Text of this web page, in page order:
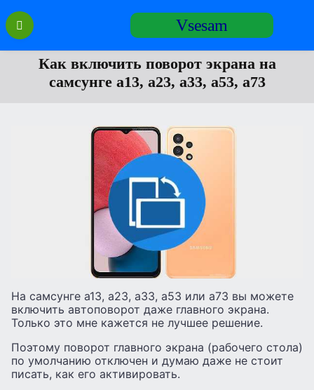
Перейти
содержанию
Vsesam
Как включить поворот экрана на
самсунге а13, а23, а33, а53, а73
На самсунге а13, а23, а33, а53 или а73 вы можете
включить автоповорот даже главного экрана.
Только это мне кажется не лучшее решение.
Поэтому поворот главного экрана (рабочего стола)
по умолчанию отключен и думаю даже не стоит
писать, как его активировать.